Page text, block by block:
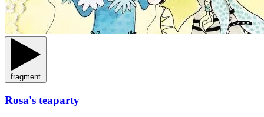
fragment
Rosa's teaparty